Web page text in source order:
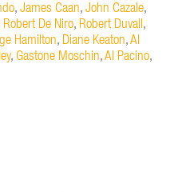
, James Caan, John Cazale,
Robert De Niro, Robert Duvall,
Hamilton, Diane Keaton,Al
, Gastone Moschin,Al Pacino,